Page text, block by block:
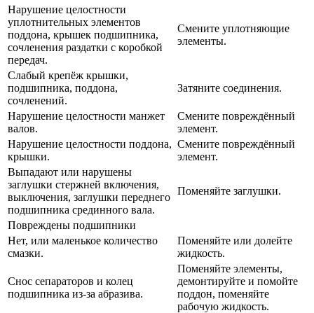
Нарушение целостности
уплотнительных элементов
поддона, крышек подшипника,
сочленения раздатки с коробкой
передач.
Смените уплотняющие
элементы.
Слабый крепёж крышки,
подшипника, поддона,
сочленений.
Затяните соединения.
Нарушение целостности манжет
валов.
Смените повреждённый
элемент.
Нарушение целостности поддона,
крышки.
Смените повреждённый
элемент.
Выпадают или нарушены
заглушки стержней включения,
выключения, заглушки переднего
подшипника срединного вала.
Поменяйте заглушки.
Повреждены подшипники
Нет, или маленькое количество
смазки.
Поменяйте или долейте
жидкость.
Снос сепараторов и колец
подшипника из-за абразива.
Поменяйте элементы,
демонтируйте и помойте
поддон, поменяйте
рабочую жидкость.